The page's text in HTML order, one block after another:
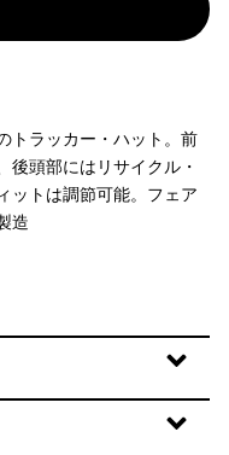
トラッカー・ハット。前
後頭部にはリサイクル・
ットは調節可能。フェア
造